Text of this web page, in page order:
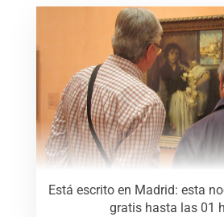
Está escrito en Madrid: esta
gratis hasta las 01